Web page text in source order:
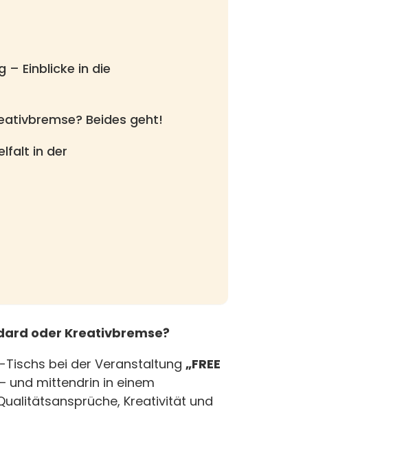
– Einblicke in die
Beides geht!
in der
oder Kreativbremse?
bei der Veranstaltung „FREE
und mittendrin in einem
Kreativität und